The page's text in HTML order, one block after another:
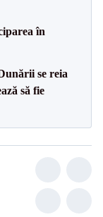
în
se reia
să fie